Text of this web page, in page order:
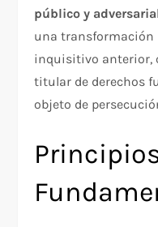
público y
una transformación
inquisitivo anterior,
titular de derechos
objeto de